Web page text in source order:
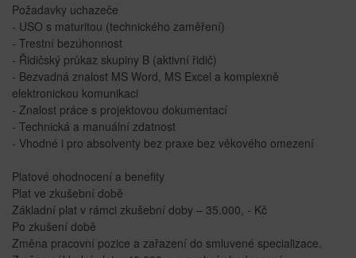
Požadavky uchazeče
- USO s maturitou (technického zaměření)
- Trestní bezúhonnost
- Řidičský průkaz skupiny B (aktivní řidič)
- Bezvadná znalost MS Word, MS Excel a komplexně
elektronickou komunikaci
- Znalost práce s projektovou dokumentací
- Technická a manuální zdatnost
- Vhodné i pro absolventy bez praxe bez věkového omezení
Platové ohodnocení a benefity
Plat ve zkušební době
Základní plat v rámci zkušební doby – 35.000, - Kč
Po zkušení době
Změna pracovní pozice a zařazení do smluvené specializace.